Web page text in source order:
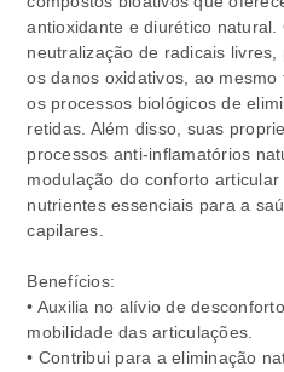
antioxidante e diurético natural.
neutralização de radicais
os danos oxidativos, ao
os processos biológicos de
retidas. Além disso, suas
processos anti-inflamatórios
modulação do conforto
nutrientes essenciais para a
capilares.
Benefícios:
• Auxilia no alívio de
mobilidade das articulações.
• Contribui para a eliminação